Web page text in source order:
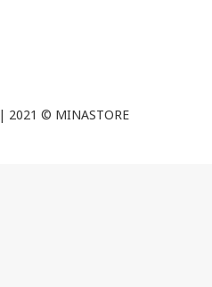
| 2021 © MINASTORE